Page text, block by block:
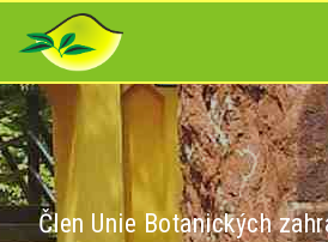
Člen Unie Botanických